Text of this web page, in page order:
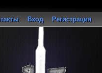
Вход
Регистрация